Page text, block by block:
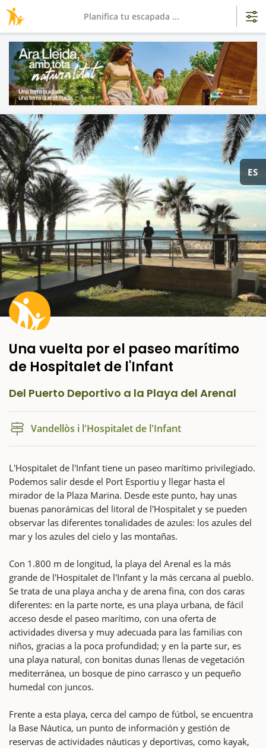
ES
Una vuelta por el paseo marítimo
de Hospitalet de l'Infant
Del Puerto Deportivo a la Playa del Arenal
Vandellòs i l'Hospitalet de l'Infant
L'Hospitalet de l'Infant tiene un paseo marítimo privilegiado.
Podemos salir desde el Port Esportiu y llegar hasta el
mirador de la Plaza Marina. Desde este punto, hay unas
buenas panorámicas del litoral de l'Hospitalet y se pueden
observar las diferentes tonalidades de azules: los azules del
mar y los azules del cielo y las montañas.
Con 1.800 m de longitud, la playa del Arenal es la más
grande de l'Hospitalet de l'Infant y la más cercana al pueblo.
Se trata de una playa ancha y de arena fina, con dos caras
diferentes: en la parte norte, es una playa urbana, de fácil
acceso desde el paseo marítimo, con una oferta de
actividades diversa y muy adecuada para las familias con
niños, gracias a la poca profundidad; y en la parte sur, es
una playa natural, con bonitas dunas llenas de vegetación
mediterránea, un bosque de pino carrasco y un pequeño
humedal con juncos.
Frente a esta playa, cerca del campo de fútbol, se encuentra
la Base Náutica, un punto de información y gestión de
reservas de actividades náuticas y deportivas, como kayak,
Planifica tu escapada ...